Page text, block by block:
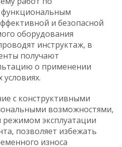
функциональным
и безопасной
оборудования
инструктаж, в
получают
o применении
условиях.
c конструктивными
возможностями,
эксплуатации
позволяет избежать
износа